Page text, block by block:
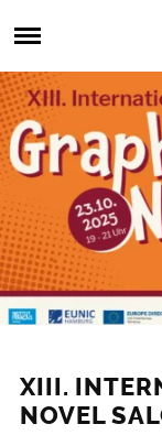
to
Strips
&
Stories
Graphic
Novels,
Comics,
Bücher
XIII.
NOVEL